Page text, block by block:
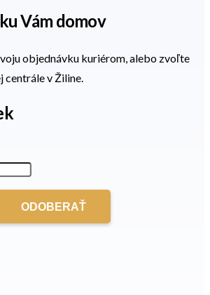
Vám domov
objednávku kuriérom, alebo zvoľte
centrále v Žiline.